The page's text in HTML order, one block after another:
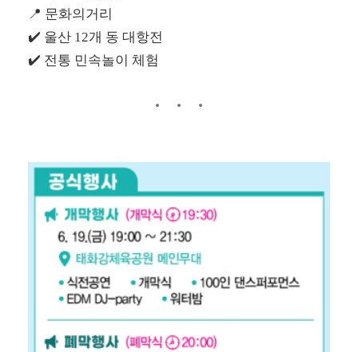
📍 문화의거리
✔️ 울산 12개 동 대항전
✔️ 전통 민속놀이 체험